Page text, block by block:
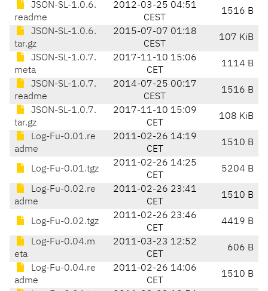
JSON-SL-1.0.6.
readme
2012-03-25 04:51
CEST
1516 B
JSON-SL-1.0.6.
tar.gz
2015-07-07 01:18
CEST
107 KiB
JSON-SL-1.0.7.
meta
2017-11-10 15:06
CET
1114 B
JSON-SL-1.0.7.
readme
2014-07-25 00:17
CEST
1516 B
JSON-SL-1.0.7.
tar.gz
2017-11-10 15:09
CET
108 KiB
Log-Fu-0.01.re
adme
2011-02-26 14:19
CET
1510 B
Log-Fu-0.01.tgz
2011-02-26 14:25
CET
5204 B
Log-Fu-0.02.re
adme
2011-02-26 23:41
CET
1510 B
Log-Fu-0.02.tgz
2011-02-26 23:46
CET
4419 B
Log-Fu-0.04.m
eta
2011-03-23 12:52
CET
606 B
Log-Fu-0.04.re
adme
2011-02-26 14:06
CET
1510 B